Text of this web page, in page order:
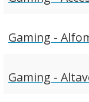
Gaming -
Gaming -